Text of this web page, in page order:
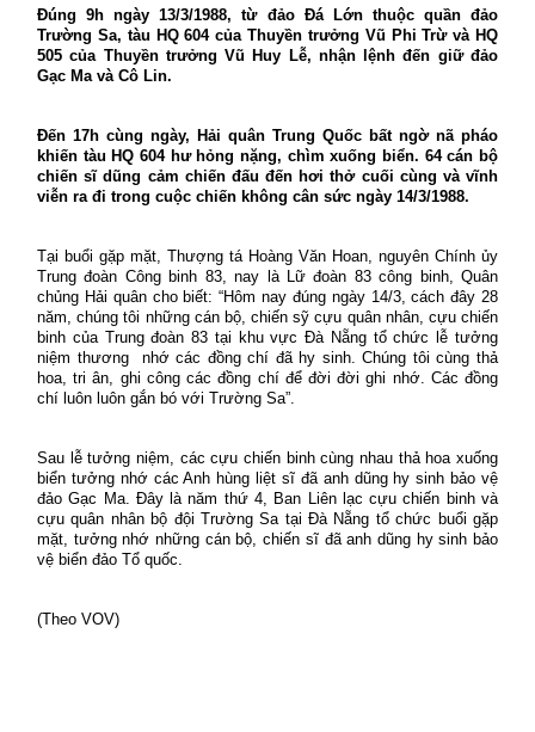
Đúng 9h ngày 13/3/1988, từ đảo Đá Lớn thuộc quần đảo
Trường Sa, tàu HQ 604 của Thuyền trưởng Vũ Phi Trừ và HQ
505 của Thuyền trưởng Vũ Huy Lễ, nhận lệnh đến giữ đảo
Gạc Ma và Cô Lin.
Đến 17h cùng ngày, Hải quân Trung Quốc bất ngờ nã pháo
khiến tàu HQ 604 hư hỏng nặng, chìm xuống biển. 64 cán bộ
chiến sĩ dũng cảm chiến đấu đến hơi thở cuối cùng và vĩnh
viễn ra đi trong cuộc chiến không cân sức ngày 14/3/1988.
Tại buổi gặp mặt, Thượng tá Hoàng Văn Hoan, nguyên Chính ủy
Trung đoàn Công binh 83, nay là Lữ đoàn 83 công binh, Quân
chủng Hải quân cho biết: “Hôm nay đúng ngày 14/3, cách đây 28
năm, chúng tôi những cán bộ, chiến sỹ cựu quân nhân, cựu chiến
binh của Trung đoàn 83 tại khu vực Đà Nẵng tổ chức lễ tưởng
niệm thương nhớ các đồng chí đã hy sinh. Chúng tôi cùng thả
hoa, tri ân, ghi công các đồng chí để đời đời ghi nhớ. Các đồng
chí luôn luôn gắn bó với Trường Sa”.
Sau lễ tưởng niệm, các cựu chiến binh cùng nhau thả hoa xuống
biển tưởng nhớ các Anh hùng liệt sĩ đã anh dũng hy sinh bảo vệ
đảo Gạc Ma. Đây là năm thứ 4, Ban Liên lạc cựu chiến binh và
cựu quân nhân bộ đội Trường Sa tại Đà Nẵng tổ chức buổi gặp
mặt, tưởng nhớ những cán bộ, chiến sĩ đã anh dũng hy sinh bảo
vệ biển đảo Tổ quốc.
(Theo VOV)